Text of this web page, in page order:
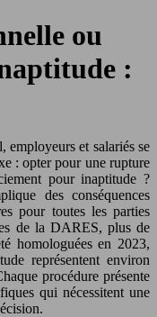
ou
:
employeurs et salariés se
: opter pour une rupture
pour inaptitude ?
des conséquences
pour toutes les parties
de la DARES, plus de
homologuées en 2023,
représentent environ
procédure présente
qui nécessitent une